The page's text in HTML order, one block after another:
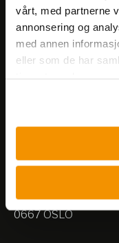
vårt, med partnerne
annonsering og
med annen
eller som de har
Besøksadresse:
0667 OSLO
Nils Hansens vei 10
0667 OSLO